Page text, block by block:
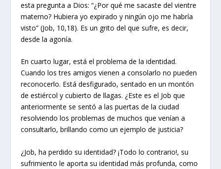
esta pregunta a Dios: “¿Por qué me sacaste del vientre
materno? Hubiera yo expirado y ningún ojo me habría
visto” (Job, 10,18). Es un grito del que sufre, es decir,
desde la agonía.
En cuarto lugar, está el problema de la identidad.
Cuando los tres amigos vienen a consolarlo no pueden
reconocerlo. Está desfigurado, sentado en un montón
de estiércol y cubierto de llagas. ¿Este es el Job que
anteriormente se sentó a las puertas de la ciudad
resolviendo los problemas de muchos que venían a
consultarlo, brillando como un ejemplo de justicia?
¿Job, ha perdido su identidad? ¡Todo lo contrario!, su
sufrimiento le aporta su identidad más profunda, como